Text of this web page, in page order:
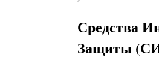
Средства
Защиты